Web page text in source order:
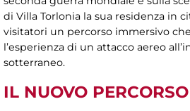
di Villa Torlonia la sua residenza in
visitatori un percorso immersivo
l’esperienza di un attacco aereo
sotterraneo.
IL NUOVO